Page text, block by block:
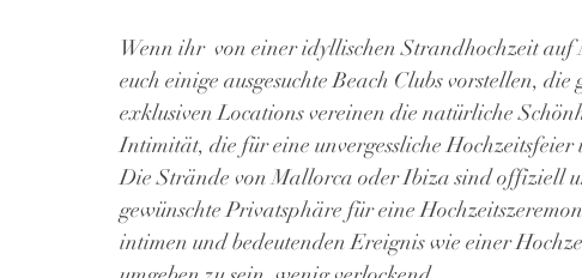
Wenn ihr  von einer idyllischen Strandhochzeit
euch einige ausgesuchte Beach Clubs vorstellen,
exklusiven Locations vereinen die natürliche
Intimität, die für eine unvergessliche Hochzeitsfeier
Die Strände von Mallorca oder Ibiza sind offiziell
gewünschte Privatsphäre für eine
intimen und bedeutenden Ereignis wie einer